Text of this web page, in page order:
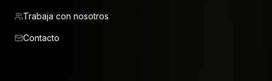
Trabaja con nosotros
Contacto